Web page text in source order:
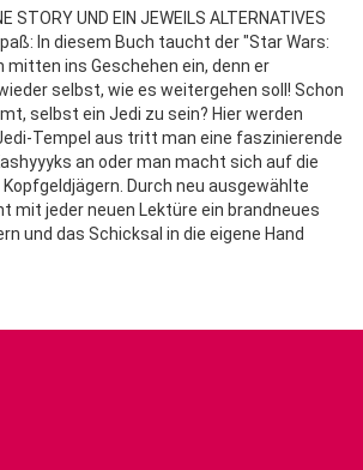
STORY UND EIN JEWEILS ALTERNATIVES
In diesem Buch taucht der "Star Wars:
mitten ins Geschehen ein, denn er
selbst, wie es weitergehen soll! Schon
selbst ein Jedi zu sein? Hier werden
Tempel aus tritt man eine faszinierende
an oder man macht sich auf die
Durch neu ausgewählte
mit jeder neuen Lektüre ein brandneues
und das Schicksal in die eigene Hand